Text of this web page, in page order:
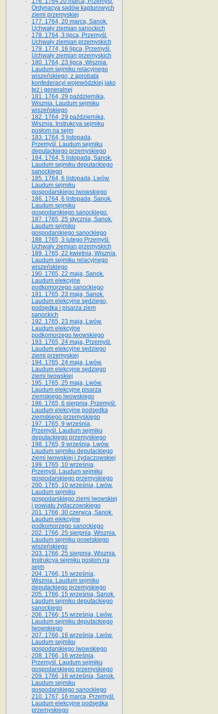
Ordynacya sądów kapturowych
ziemi przemyskiej
177. 1764, 20 marca, Sanok.
Uchwały ziemian sanockich
178. 1764, 3 lipca, Przemyśl.
Uchwały ziemian przemyskich
179. 1774, 16 lipca, Przemyśl.
Uchwały ziemian przemyskich
180. 1764, 23 lipca, Wisznia.
Laudum sejmiku relacyjnego
wiszeńskiego, z aprobatą
konfederacyi wojewódzkiej jako
też i generalnej
181. 1764, 29 października,
Wisznia. Laudum sejmiku
wiszeńskiego
182. 1764, 29 października,
Wisznia. Instrukcya sejmiku
posłom na sejm
183. 1764, 5 listopada,
Przemyśl. Laudum sejmiku
deputackiego przemyskiego
184. 1764, 5 listopada, Sanok.
Laudum sejmiku deputackiego
sanockiego
185. 1764, 6 listopada, Lwów.
Laudum sejmiku
gospodarskiego lwowskiego
186. 1764, 6 listopada, Sanok.
Laudum sejmiku
gospodarskiego sanockiego.
187. 1765, 25 stycznia, Sanok.
Laudum sejmiku
gospodarskiego sanockiego
188. 1765, 3 lutego Przemyśl.
Uchwały ziemian przemyskich
189. 1765, 22 kwietnia, Wisznia.
Laudum sejmiku relacyjnego
wiszeńskiego
190. 1765, 22 maja, Sanok.
Laudum elekcyjne
podkomorzego sanockiego
191. 1765, 23 maja, Sanok.
Laudum elekcyjne sędziego,
podsędka i pisarza ziem
sanockich
192. 1765, 23 maja, Lwów.
Laudum elekcyjne
podkomorzego lwowskiego
193. 1765, 24 maja, Przemyśl.
Laudum elekcyjne sędziego
ziemi przemyskiej
194. 1765, 24 maja, Lwów.
Laudum elekcyjne sędziego
ziemi lwowskiej
195. 1765, 25 maja, Lwów.
Laudum elekcyjne pisarza
ziemskiego lwowskiego
196. 1765, 6 sierpnia, Przemyśl.
Laudum elekcyjne podsędka
ziemskiego przemyskiego
197. 1765, 9 września,
Przemyśl. Laudum sejmiku
deputackiego przemyskiego
198. 1765, 9 września, Lwów.
Laudum sejmiku deputackiego
ziemi lwowskiej i żydaczowskiej
199. 1765, 10 września,
Przemyśl. Laudum sejmiku
gospodarskiego przemyskiego
200. 1765, 10 września, Lwów.
Laudum sejmiku
gospodarskiego ziemi lwowskiej
i powiatu żydaczowskiego
201. 1766, 30 czerwca, Sanok.
Laudum elekcyjne
podkomorzego sanockiego
202. 1766, 25 sierpnia, Wisznia.
Laudum sejmiku poselskiego
wiszeńskiego
203. 1766, 25 sierpnia, Wisznia.
Instrukcya sejmiku posłom na
sejm
204. 1766, 15 września,
Wisznia. Laudum sejmiku
deputackiego przemyskiego
205. 1766, 15 września, Sanok.
Laudum sejmiku deputackiego
sanockiego
206. 1766, 15 września, Lwów.
Laudum sejmiku deputackiego
lwowskiego
207. 1766, 16 września, Lwów.
Laudum sejmiku
gospodarskiego lwowskiego
208. 1766, 16 września,
Przemyśl. Laudum sejmiku
gospodarskiego przemyskiego
209. 1766, 16 września, Sanok.
Laudum sejmiku
gospodarskiego sanockiego
210. 1767, 16 marca, Przemyśl.
Laudum elekcyjne podsędka
przemyskiego